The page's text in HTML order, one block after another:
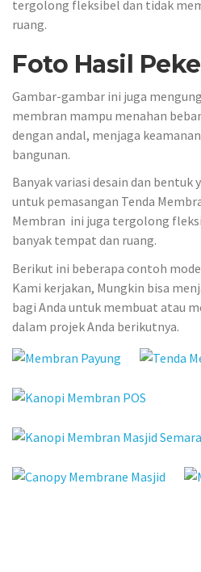
tergolong fleksibel dan tidak
ruang.
Foto Hasil
Gambar-gambar ini juga
membran mampu menahan
dengan andal, menjaga
bangunan.
Banyak variasi desain dan bentuk
untuk pemasangan Tenda
Membran ini juga tergolong
banyak tempat dan ruang.
Berikut ini beberapa contoh
Kami kerjakan, Mungkin bisa
bagi Anda untuk membuat atau
dalam projek Anda berikutnya.